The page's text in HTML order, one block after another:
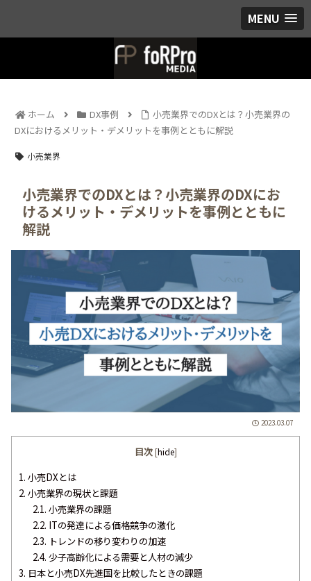
MENU
ホーム DX事例
小売業界でのDXとは？小売業界の
DXにおけるメリット・デメリットを事例とともに解説
小売業界
小売業界でのDXとは？小売業界のDXにお
けるメリット・デメリットを事例とともに
解説
2023.03.07
目次 [hide]
1. 小売DXとは
2. 小売業界の現状と課題
2.1. 小売業界の課題
2.2. ITの発達による価格競争の激化
2.3. トレンドの移り変わりの加速
2.4. 少子高齢化による需要と人材の減少
3. 日本と小売DX先進国を比較したときの課題